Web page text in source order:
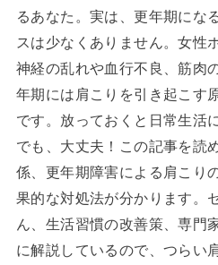
るあなた。実は、更年期にな
スは少なくありません。女性
神経の乱れや血行不良、筋肉
年期には肩こりを引き起こす
です。放っておくと日常生活
でも、大丈夫！この記事を読
係、更年期障害による肩こり
果的な対処法が分かります。
ん、生活習慣の改善策、専門
に解説しているので、つらい